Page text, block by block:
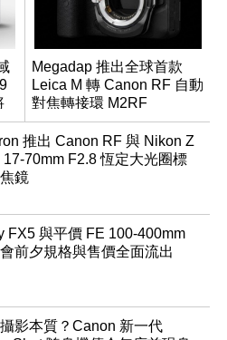
Megadap 推出全球首款
Leica M 轉 Canon RF 自動
對焦轉接環 M2RF
推出 Canon RF 與 Nikon Z
17-70mm F2.8 恆定大光圈標
鏡
FX5 與平價 FE 100-400mm
前夕規格與售價全面流出
影本質？Canon 新一代